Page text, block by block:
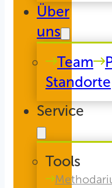
Über
uns
Team
Standorte
Service
Tools